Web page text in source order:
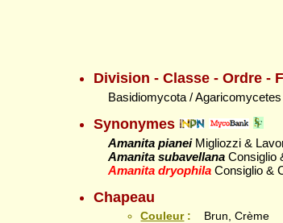
Division - Classe - Ordre -
Basidiomycota /
Synonymes
Amanita pianeiMigliozzi &
Amanita subavellana Consiglio
Amanita dryophila Consiglio &
Chapeau
Couleur:
Brun, Crème